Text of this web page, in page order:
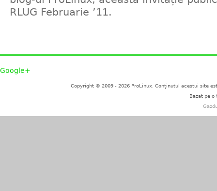
RLUG Februarie ’11.
Google+
Copyright © 2009 - 2026 ProLinux. Conținutul acestui site
Bazat pe o